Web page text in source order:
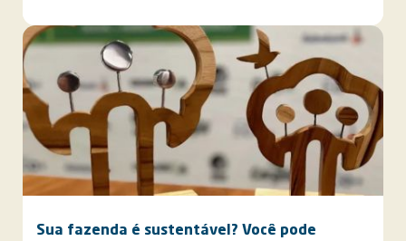
Sua fazenda é sustentável? Você pode